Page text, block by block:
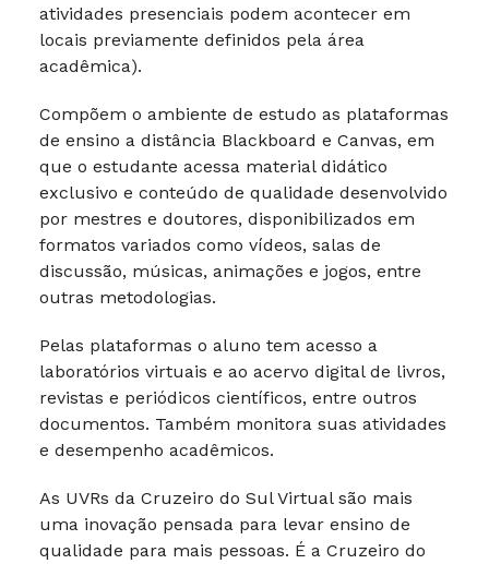
atividades presenciais podem acontecer em
locais previamente definidos pela área
acadêmica).
Compõem o ambiente de estudo as plataformas
de ensino a distância Blackboard e Canvas, em
que o estudante acessa material didático
exclusivo e conteúdo de qualidade desenvolvido
por mestres e doutores, disponibilizados em
formatos variados como vídeos, salas de
discussão, músicas, animações e jogos, entre
outras metodologias.
Pelas plataformas o aluno tem acesso a
laboratórios virtuais e ao acervo digital de livros,
revistas e periódicos científicos, entre outros
documentos. Também monitora suas atividades
e desempenho acadêmicos.
As UVRs da Cruzeiro do Sul Virtual são mais
uma inovação pensada para levar ensino de
qualidade para mais pessoas. É a Cruzeiro do